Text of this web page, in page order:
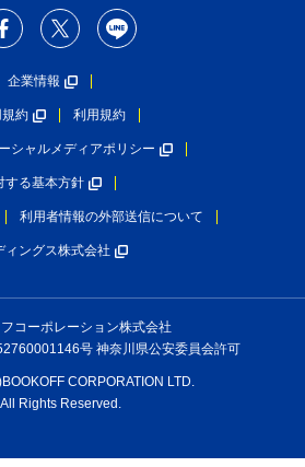
企業情報
規約 利用規約
シャルメディアポリシー
する基本方針
利用者情報の外部送信について
ィングス株式会社
コーポレーション株式会社
号 神奈川県公安委員会許可
CORPORATION LTD.
All Rights Reserved.